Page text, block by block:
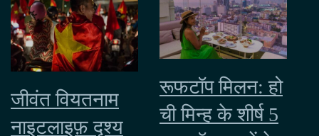
जीवंत वियतनाम
नाइटलाइफ़ दृश्य
रूफटॉप मिलन: हो
ची मिन्ह के शीर्ष 5